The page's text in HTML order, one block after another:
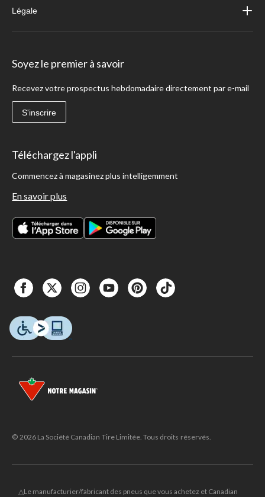
Légale
Soyez le premier à savoir
Recevez votre prospectus hebdomadaire directement par e-mail
S'inscrire
Téléchargez l'appli
Commencez à magasinez plus intelligemment
En savoir plus
© 2026 La Société Canadian Tire Limitée. Tous droits réservés.
△Le manufacturier/fabricant des pneus que vous achetez et Canadian